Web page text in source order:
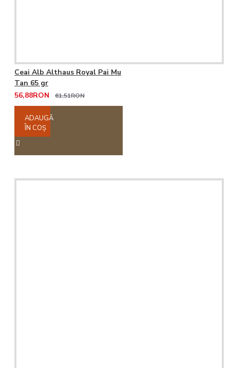
Ceai Alb Althaus Royal Pai Mu
Tan 65 gr
56,88RON
61,51RON
ADAUGĂ
ÎN COŞ